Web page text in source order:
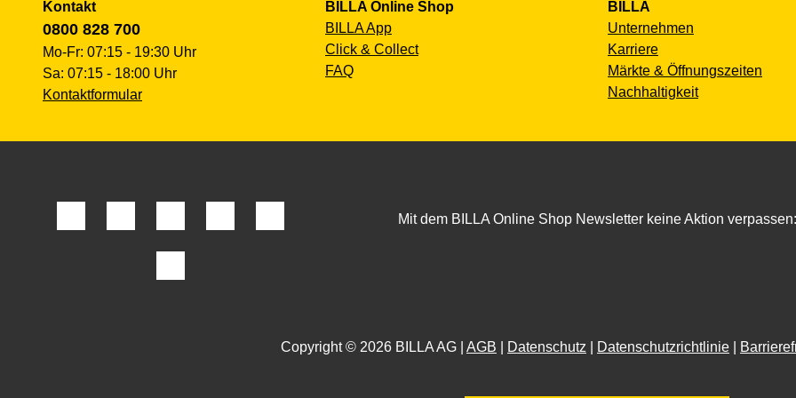
Kontakt
0800 828 700
Mo-Fr: 07:15 - 19:30 Uhr
Sa: 07:15 - 18:00 Uhr
Kontaktformular
BILLA Online Shop
BILLA App
Click & Collect
FAQ
BILLA
Unternehmen
Karriere
Märkte & Öffnungszeiten
Nachhaltigkeit
Mit dem BILLA Online Shop Newsletter keine Aktion verpassen:
Copyright © 2026 BILLA AG | AGB Datenschutz Datenschutzrichtlinie